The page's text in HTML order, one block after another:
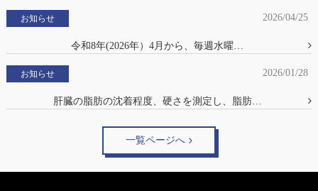
2026/04/25
お知らせ
令和8年(2026年）4月から、毎週水曜…
2026/01/28
お知らせ
肝臓の脂肪の沈着程度、硬さを測定し、脂肪…
一覧ページへ